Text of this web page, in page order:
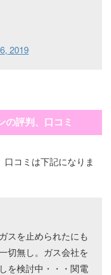
2019
の評判、口コミ
コミは下記になりま
スを止められたにも
切無し。ガス会社を
を検討中・・・関電